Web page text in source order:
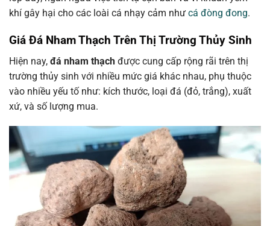
khí gây hại cho các loài cá nhạy cảm như cá đòng đong.
Giá Đá Nham Thạch Trên Thị Trường Thủy Sinh
Hiện nay, đá nham thạch được cung cấp rộng rãi trên thị
trường thủy sinh với nhiều mức giá khác nhau, phụ thuộc
vào nhiều yếu tố như: kích thước, loại đá (đỏ, trắng), xuất
xứ, và số lượng mua.